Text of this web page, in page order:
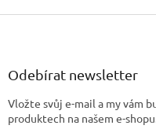
Z
Odebírat newsletter
Vložte svůj e-mail a my vám
produktech na našem e-